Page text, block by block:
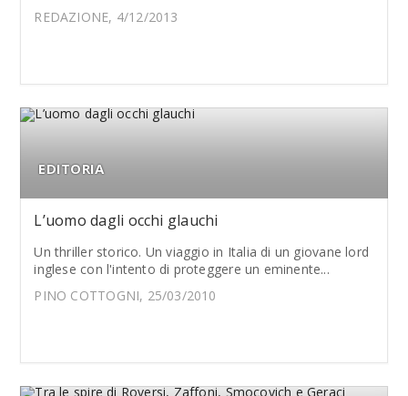
REDAZIONE, 4/12/2013
EDITORIA
L’uomo dagli occhi glauchi
Un thriller storico. Un viaggio in Italia di un giovane lord
inglese con l'intento di proteggere un eminente...
PINO COTTOGNI, 25/03/2010